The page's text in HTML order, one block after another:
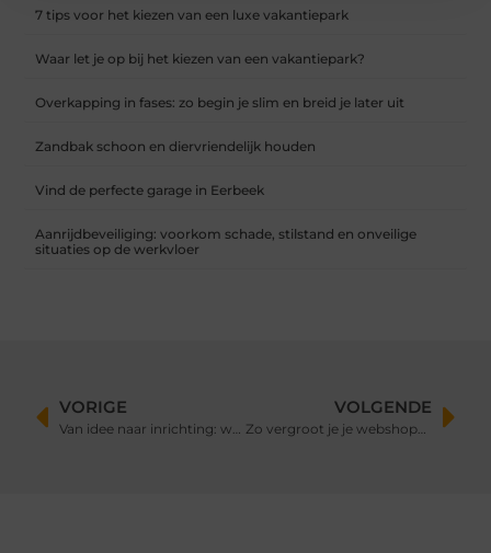
7 tips voor het kiezen van een luxe vakantiepark
Waar let je op bij het kiezen van een vakantiepark?
Overkapping in fases: zo begin je slim en breid je later uit
Zandbak schoon en diervriendelijk houden
Vind de perfecte garage in Eerbeek
Aanrijdbeveiliging: voorkom schade, stilstand en onveilige
situaties op de werkvloer
VORIGE
Van idee naar inrichting: waar begin je?
VOLGENDE
Zo vergroot je je webshopbereik